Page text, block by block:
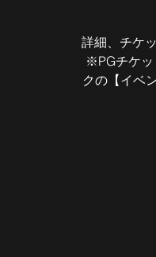
詳細、チケ
※PGチケッ
クの【イベ